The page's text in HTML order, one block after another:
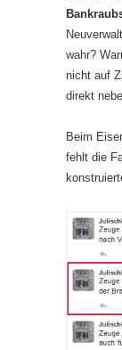
wahr?
nicht auf
direkt
Beim
fehlt die